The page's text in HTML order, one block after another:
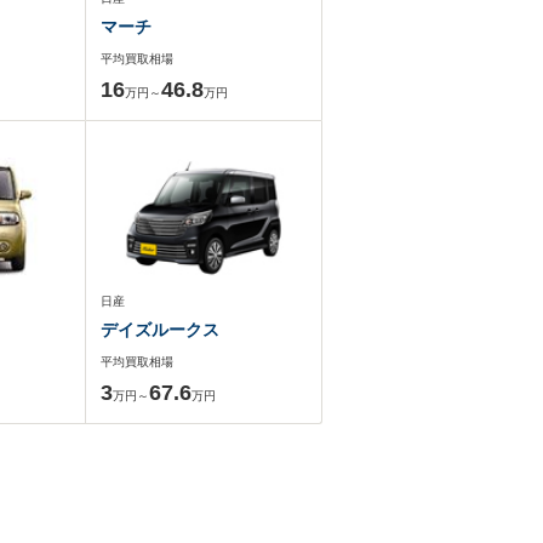
マーチ
平均買取相場
16万円～46.8万円
日産
デイズルークス
平均買取相場
3万円～67.6万円